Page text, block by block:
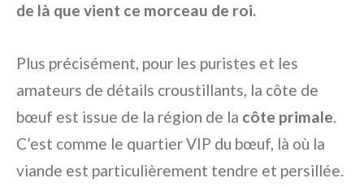
de là que vient ce morceau de roi.
Plus précisément, pour les puristes et les
amateurs de détails croustillants, la côte de
bœuf est issue de la région de la côte primale.
C’est comme le quartier VIP du bœuf, là où la
viande est particulièrement tendre et persillée.